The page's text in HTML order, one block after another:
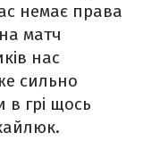
немає права
матч
нас
сильно
грі щось